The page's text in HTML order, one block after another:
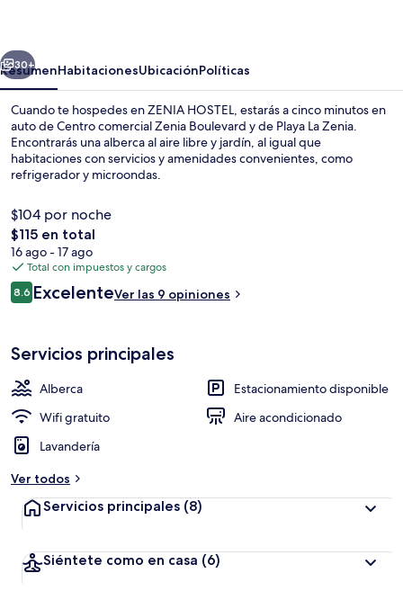
Siguiente
30+
ResumenHabitacionesUbicaciónPolíticas
Cuando te hospedes en ZENIA HOSTEL, estarás a cinco minutos en
auto de Centro comercial Zenia Boulevard y de Playa La Zenia.
Encontrarás una alberca al aire libre y jardín, al igual que
habitaciones con servicios y amenidades convenientes, como
refrigerador y microondas.
$104 por noche
El
precio
total
es
de
$115 en total
16 ago - 17 ago
Total con impuestos y cargos
Opiniones
8.68.6 de 10,
ExcelenteVer las 9 opiniones
Servicios principales
Alberca
Estacionamiento disponible
Wifi gratuito
Aire acondicionado
Lavandería
Ver todos
Servicios principales (8)
Siéntete como en casa (6)